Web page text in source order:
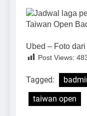
Ubed – Foto dari
Post Views:
Tagged:
taiwan open